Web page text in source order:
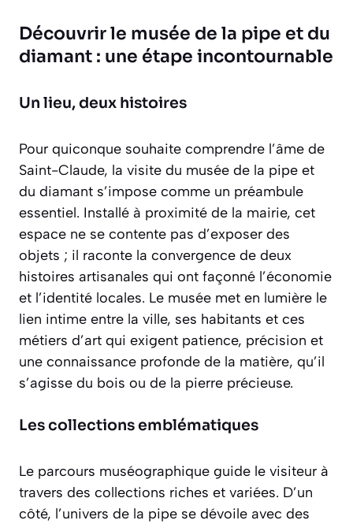
Découvrir le musée de la pipe et du
diamant : une étape incontournable
Un lieu, deux histoires
Pour quiconque souhaite comprendre l’âme de
Saint-Claude, la visite du musée de la pipe et
du diamant s’impose comme un préambule
essentiel. Installé à proximité de la mairie, cet
espace ne se contente pas d’exposer des
objets ; il raconte la convergence de deux
histoires artisanales qui ont façonné l’économie
et l’identité locales. Le musée met en lumière le
lien intime entre la ville, ses habitants et ces
métiers d’art qui exigent patience, précision et
une connaissance profonde de la matière, qu’il
s’agisse du bois ou de la pierre précieuse.
Les collections emblématiques
Le parcours muséographique guide le visiteur à
travers des collections riches et variées. D’un
côté, l’univers de la pipe se dévoile avec des